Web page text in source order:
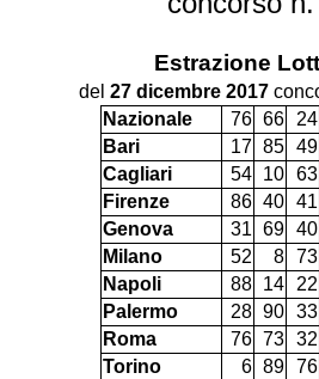
Estrazione
del 27 dicembre 2017
Nazionale
76 66 24
Bari
17 85 49
Cagliari
54 10 63
Firenze
86 40 41
Genova
31 69 40
Milano
52 8 73
Napoli
88 14 22
Palermo
28 90 33
Roma
76 73 32
Torino
6 89 76